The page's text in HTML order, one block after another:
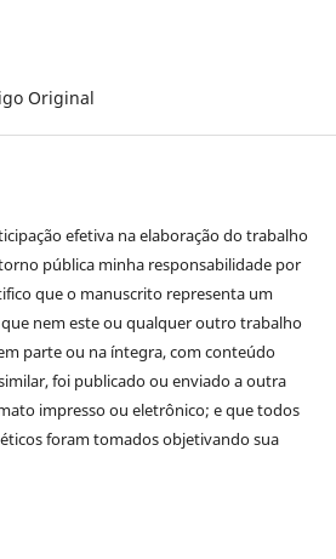
Original
efetiva na elaboração do trabalho
pública minha responsabilidade por
que o manuscrito representa um
nem este ou qualquer outro trabalho
parte ou na íntegra, com conteúdo
foi publicado ou enviado a outra
impresso ou eletrônico; e que todos
foram tomados objetivando sua